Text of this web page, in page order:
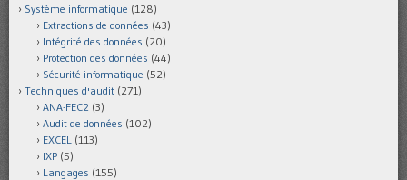
Système informatique (128)
Extractions de données (43)
Intégrité des données (20)
Protection des données (44)
Sécurité informatique (52)
Techniques d'audit (271)
ANA-FEC2 (3)
Audit de données (102)
EXCEL (113)
IXP (5)
Langages (155)